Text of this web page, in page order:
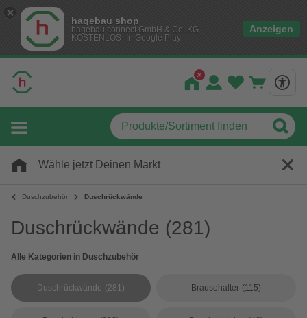
hagebau shop
hagebau connect GmbH & Co. KG
KOSTENLOS- In Google Play
Anzeigen
Wähle jetzt Deinen Markt
Duschzubehör Duschrückwände
Duschrückwände (281)
Alle Kategorien in Duschzubehör
Duschrückwände (281) Brausehalter (115)